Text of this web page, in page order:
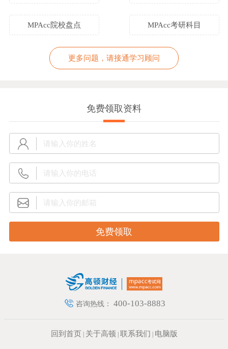
MPAcc院校盘点 MPAcc考研科目
更多问题，请接通学习顾问
免费领取资料
咨询热线： 400-103-8883
回到首页 | 关于高顿 | 联系我们 | 电脑版